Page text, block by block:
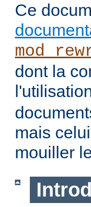
Ce
dont la
mais
mouiller